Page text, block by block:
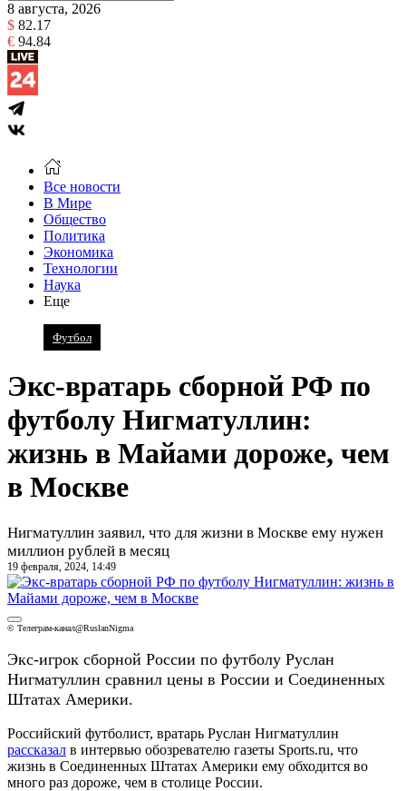
8 августа, 2026
$ 82.17
€ 94.84
Все новости
В Мире
Общество
Политика
Экономика
Технологии
Наука
Еще
Футбол
Экс-вратарь сборной РФ по
футболу Нигматуллин:
жизнь в Майами дороже, чем
в Москве
Нигматуллин заявил, что для жизни в Москве ему нужен
миллион рублей в месяц
19 февраля, 2024, 14:49
© Телеграм-канал@RuslanNigma
Экс-игрок сборной России по футболу Руслан
Нигматуллин сравнил цены в России и Соединенных
Штатах Америки.
Российский футболист, вратарь Руслан Нигматуллин
рассказал в интервью обозревателю газеты Sports.ru, что
жизнь в Соединенных Штатах Америки ему обходится во
много раз дороже, чем в столице России.